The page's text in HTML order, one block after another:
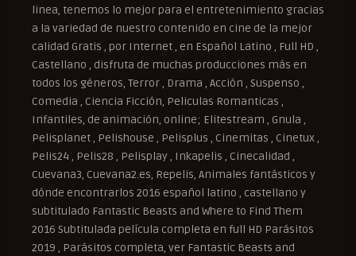
linea, tenemos lo mejor para el entretenimiento gracias
a la variedad de nuestro contenido en cine de la mejor
calidad Gratis , por Internet , en Español Latino , Full HD ,
Castellano , disfruta de muchas producciones más en
todos los géneros, Terror , Drama , Acción , Suspenso ,
Comedia , Ciencia Ficción, Peliculas Romanticas ,
Infantiles, de animación, online; Elitestream , Gnula ,
Pelisplanet , Pelishouse , Pelisplus , Cinemitas , Cinetux ,
Pelis24 , Pelis28 , Pelisplay , Inkapelis , Cinecalidad ,
Cuevana3, Cuevana2.es, Repelis, Animales fantásticos y
dónde encontrarlos 2016 español latino , castellano y
subtitulado Fantastic Beasts and Where to Find Them
2016 Subtitulada película completa en full HD Parásitos
2019 , Parásitos completa, ver Fantastic Beasts and